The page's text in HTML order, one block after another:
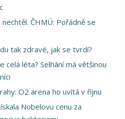
ČHMÚ: Pořádně se
tak zdravé, jak se tvrdí?
celá léta? Selhání má většinou
O2 arena ho uvítá v říjnu
Nobelovu cenu za